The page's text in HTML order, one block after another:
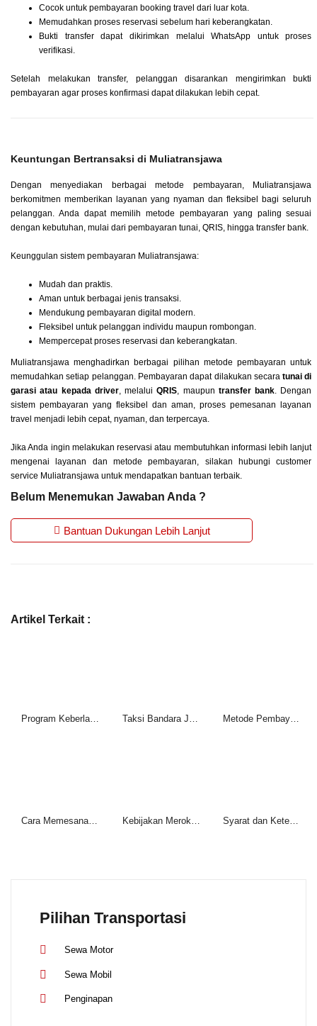
Pilihan Transportasi
Sewa Motor
Sewa Mobil
Penginapan
Cocok untuk pembayaran booking travel dari luar kota.
Memudahkan proses reservasi sebelum hari keberangkatan.
Bukti transfer dapat dikirimkan melalui WhatsApp untuk proses
verifikasi.
Setelah melakukan transfer, pelanggan disarankan mengirimkan bukti
pembayaran agar proses konfirmasi dapat dilakukan lebih cepat.
Keuntungan Bertransaksi di Muliatransjawa
Dengan menyediakan berbagai metode pembayaran, Muliatransjawa
berkomitmen memberikan layanan yang nyaman dan fleksibel bagi seluruh
pelanggan. Anda dapat memilih metode pembayaran yang paling sesuai
dengan kebutuhan, mulai dari pembayaran tunai, QRIS, hingga transfer bank.
Keunggulan sistem pembayaran Muliatransjawa:
Mudah dan praktis.
Aman untuk berbagai jenis transaksi.
Mendukung pembayaran digital modern.
Fleksibel untuk pelanggan individu maupun rombongan.
Mempercepat proses reservasi dan keberangkatan.
Muliatransjawa menghadirkan berbagai pilihan metode pembayaran untuk
memudahkan setiap pelanggan. Pembayaran dapat dilakukan secaratunai di
garasi atau kepada driver, melaluiQRIS, maupun transfer bank. Dengan
sistem pembayaran yang fleksibel dan aman, proses pemesanan layanan
travel menjadi lebih cepat, nyaman, dan terpercaya.
Jika Anda ingin melakukan reservasi atau membutuhkan informasi lebih lanjut
mengenai layanan dan metode pembayaran, silakan hubungi customer
service Muliatransjawa untuk mendapatkan bantuan terbaik.
Belum Menemukan Jawaban Anda ?
Bantuan Dukungan Lebih Lanjut
Artikel Terkait :
Program Keberlanjutan Muliatransjawa Taksi Bandara Juanda Pasuruan Metode Pembayaran Muliatransjawa: Mudah, Aman, dan Fleksibel
Cara Memesanan Rental Mobil dan Motor di Pasuruan Kebijakan Merokok Rental Mobil di Pasuruan Syarat dan Ketentuan Rental Motor